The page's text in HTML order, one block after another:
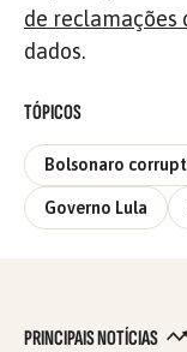
de reclamações
dados.
TÓPICOS
Bolsonaro
Governo Lula
PRINCIPAIS NOTÍCIAS